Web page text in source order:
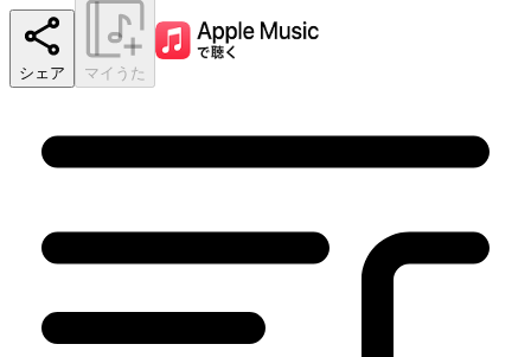
シェア マイうた